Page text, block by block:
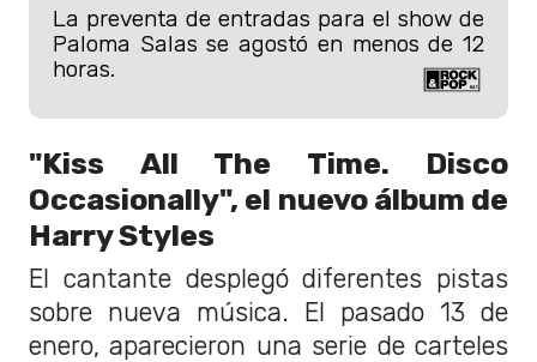
La preventa de entradas para el show de
Paloma Salas se agostó en menos de 12
horas.
"Kiss All The Time. Disco
Occasionally", el nuevo álbum de
Harry Styles
El cantante desplegó diferentes pistas
sobre nueva música. El pasado 13 de
enero, aparecieron una serie de carteles